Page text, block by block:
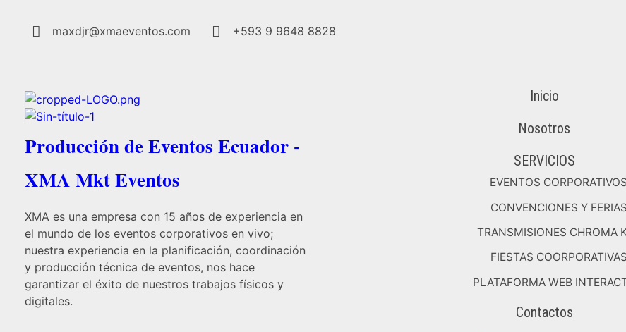
maxdjr@xmaeventos.com +593 9 9648 8828
Producción de Eventos Ecuador -
XMA Mkt Eventos
XMA es una empresa con 15 años de experiencia en
el mundo de los eventos corporativos en vivo;
nuestra experiencia en la planificación, coordinación
y producción técnica de eventos, nos hace
garantizar el éxito de nuestros trabajos físicos y
digitales.
Inicio
Nosotros
SERVICIOS
EVENTOS CORPORATIVOS
CONVENCIONES Y FERIAS
TRANSMISIONES CHROMA
FIESTAS COORPORATIVAS
PLATAFORMA WEB
Contactos